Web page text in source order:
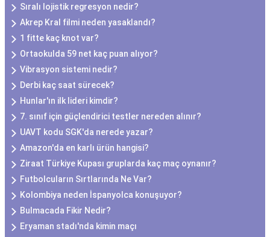
Sıralı lojistik regresyon nedir?
Akrep Kral filmi neden yasaklandı?
1 fitte kaç knot var?
Ortaokulda 59 net kaç puan alıyor?
Vibrasyon sistemi nedir?
Derbi kaç saat sürecek?
Hunlar'ın ilk lideri kimdir?
7. sınıf için güçlendirici testler nereden alınır?
UAVT kodu SGK'da nerede yazar?
Amazon'da en karlı ürün hangisi?
Ziraat Türkiye Kupası gruplarda kaç maç oynanır?
Futbolcuların Sırtlarında Ne Var?
Kolombiya neden İspanyolca konuşuyor?
Bulmacada Fikir Nedir?
Eryaman stadı'nda kimin maçı